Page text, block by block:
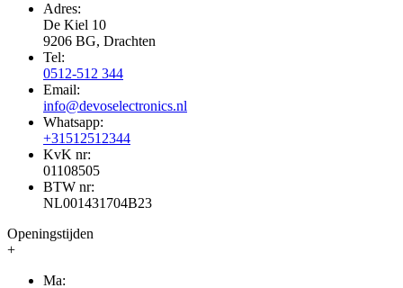
Adres:
De Kiel 10
9206 BG, Drachten
Tel:
0512-512 344
Email:
info@devoselectronics.nl
Whatsapp:
+31512512344
KvK nr:
01108505
BTW nr:
NL001431704B23
Openingstijden
+
Ma: